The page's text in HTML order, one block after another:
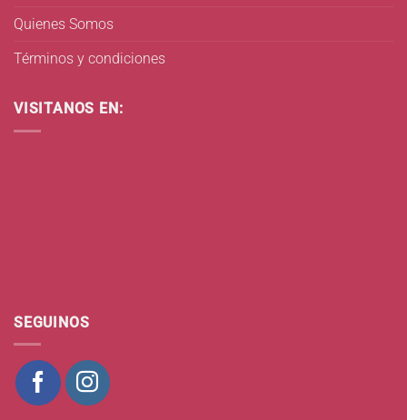
Quienes Somos
Términos y condiciones
VISITANOS EN:
SEGUINOS